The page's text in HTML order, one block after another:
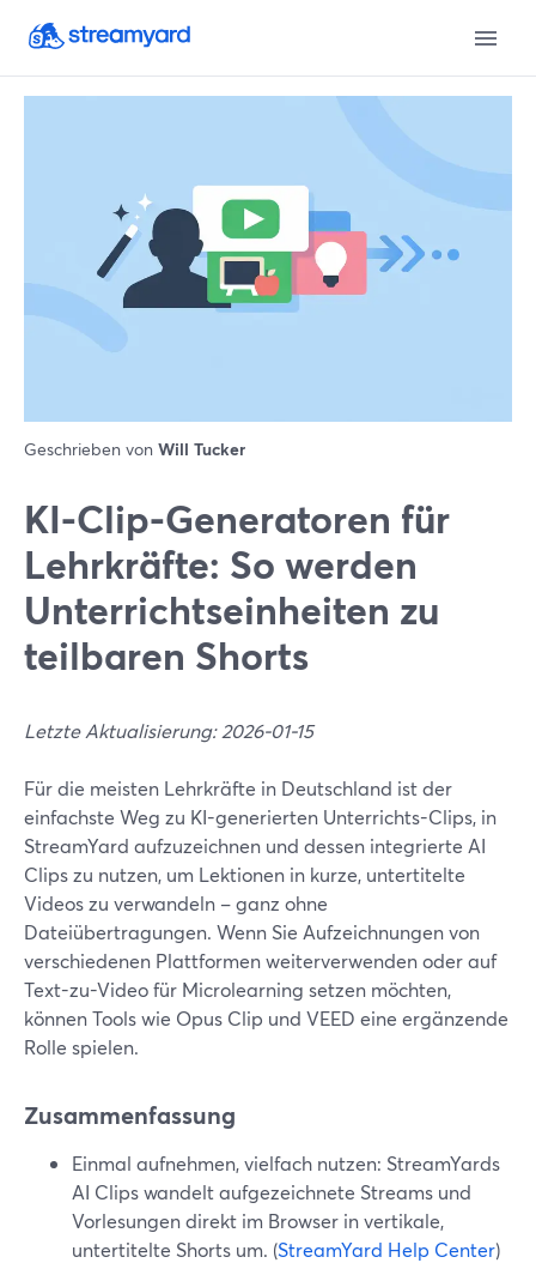
Geschrieben von Will Tucker
KI-Clip-Generatoren für
Lehrkräfte: So werden
Unterrichtseinheiten zu
teilbaren Shorts
Letzte Aktualisierung: 2026-01-15
Für die meisten Lehrkräfte in Deutschland ist der
einfachste Weg zu KI-generierten Unterrichts-Clips, in
StreamYard aufzuzeichnen und dessen integrierte AI
Clips zu nutzen, um Lektionen in kurze, untertitelte
Videos zu verwandeln – ganz ohne
Dateiübertragungen. Wenn Sie Aufzeichnungen von
verschiedenen Plattformen weiterverwenden oder auf
Text-zu-Video für Microlearning setzen möchten,
können Tools wie Opus Clip und VEED eine ergänzende
Rolle spielen.
Zusammenfassung
Einmal aufnehmen, vielfach nutzen: StreamYards
AI Clips wandelt aufgezeichnete Streams und
Vorlesungen direkt im Browser in vertikale,
untertitelte Shorts um. (StreamYard Help Center)